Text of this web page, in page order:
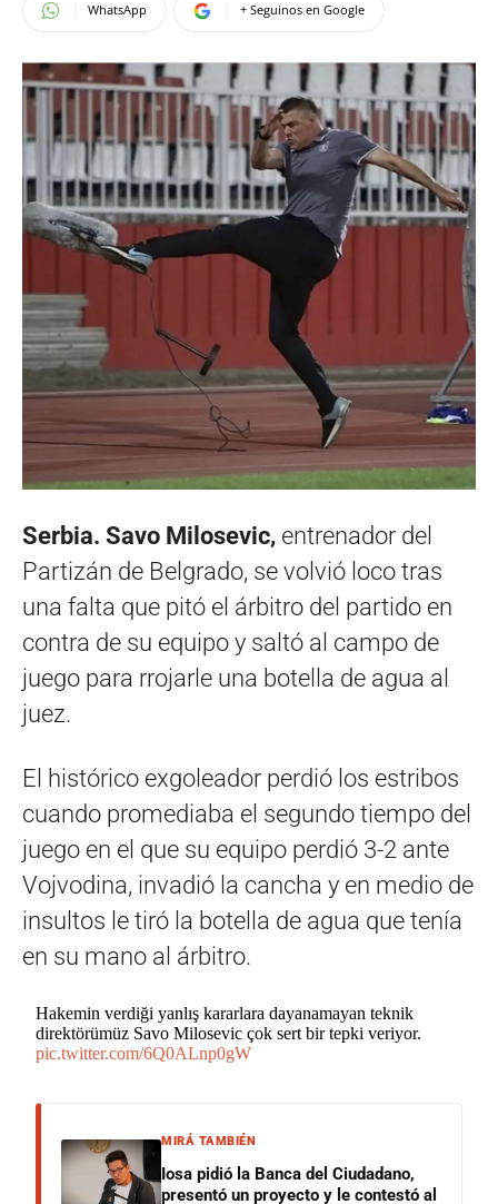
WhatsApp + Seguinos en Google
Serbia. Savo Milosevic, entrenador del
Partizán de Belgrado, se volvió loco tras
una falta que pitó el árbitro del partido en
contra de su equipo y saltó al campo de
juego para rrojarle una botella de agua al
juez.
El histórico exgoleador perdió los estribos
cuando promediaba el segundo tiempo del
juego en el que su equipo perdió 3-2 ante
Vojvodina, invadió la cancha y en medio de
insultos le tiró la botella de agua que tenía
en su mano al árbitro.
Hakemin verdiği yanlış kararlara dayanamayan teknik
direktörümüz Savo Milosevic çok sert bir tepki veriyor.
pic.twitter.com/6Q0ALnp0gW
MIRÁ TAMBIÉN
Iosa pidió la Banca del Ciudadano,
presentó un proyecto y le contestó al